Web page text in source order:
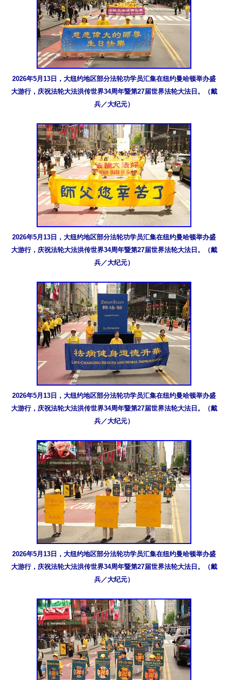
2026年5月13日，大纽约地区部分法轮功学员汇集在纽约曼哈顿举办盛
大游行，庆祝法轮大法洪传世界34周年暨第27届世界法轮大法日。（戴
兵／大纪元）
2026年5月13日，大纽约地区部分法轮功学员汇集在纽约曼哈顿举办盛
大游行，庆祝法轮大法洪传世界34周年暨第27届世界法轮大法日。（戴
兵／大纪元）
2026年5月13日，大纽约地区部分法轮功学员汇集在纽约曼哈顿举办盛
大游行，庆祝法轮大法洪传世界34周年暨第27届世界法轮大法日。（戴
兵／大纪元）
2026年5月13日，大纽约地区部分法轮功学员汇集在纽约曼哈顿举办盛
大游行，庆祝法轮大法洪传世界34周年暨第27届世界法轮大法日。（戴
兵／大纪元）